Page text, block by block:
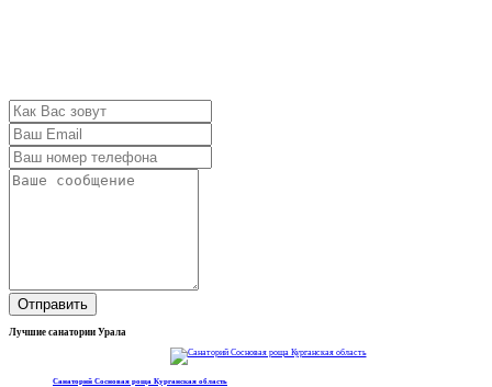
Отправить
Лучшие санатории Урала
Санаторий Сосновая роща Курганская область